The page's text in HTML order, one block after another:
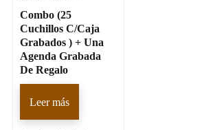
Combo (25
Cuchillos C/Caja
Grabados ) + Una
Agenda Grabada
De Regalo
Leer más